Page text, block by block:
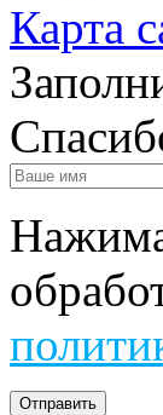
Карта
Отправить